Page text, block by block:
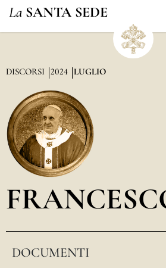
La SANTA SEDE
DISCORSI 2024 LUGLIO
DOCUMENTI